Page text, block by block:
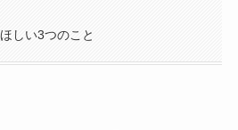
しい3つのこと